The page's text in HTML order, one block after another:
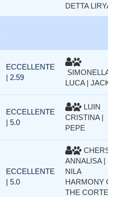
DETTA LIRYA
ECCELLENTE
| 2.59
SIMONELLA
LUCA | JACK
ECCELLENTE
| 5.0
LUIN
CRISTINA |
PEPE
ECCELLENTE
| 5.0
ANNALISA |
NILA
HARMONY
THE CORTE